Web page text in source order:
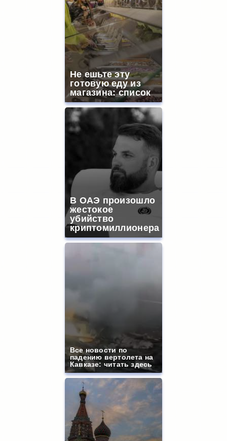
Не ешьте эту
готовую еду из
магазина: список
В ОАЭ произошло
жестокое
убийство
криптомиллионера
Все новости по
падению вертолета на
Кавказе: читать здесь